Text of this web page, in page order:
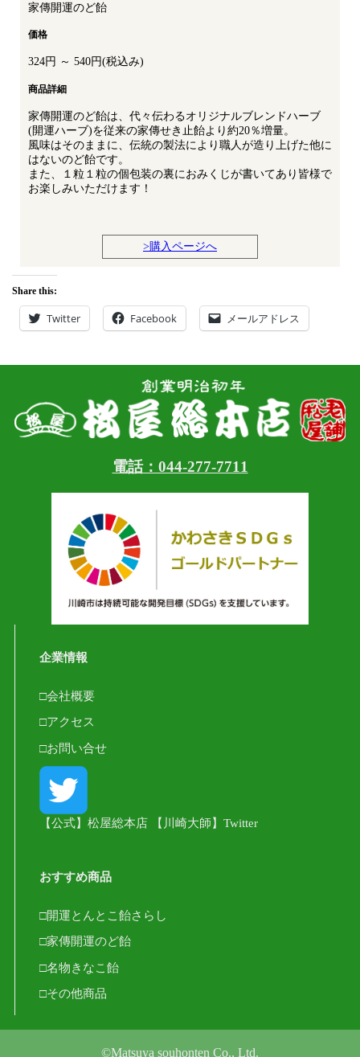
家傳開運のど飴
価格
324円 ～ 540円(税込み)
商品詳細
家傳開運のど飴は、代々伝わるオリジナルブレンドハーブ
(開運ハーブ)を従来の家傳せき止飴より約20％増量。
風味はそのままに、伝統の製法により職人が造り上げた他に
はないのど飴です。
また、１粒１粒の個包装の裏におみくじが書いてあり皆様で
お楽しみいただけます！
>購入ページへ
Share this:
Twitter Facebook メールアドレス
電話：044-277-7711
企業情報
□会社概要
□アクセス
□お問い合せ
【公式】松屋総本店 【川崎大師】Twitter
おすすめ商品
□開運とんとこ飴さらし
□家傳開運のど飴
□名物きなこ飴
□その他商品
©Matsuya souhonten Co., Ltd.